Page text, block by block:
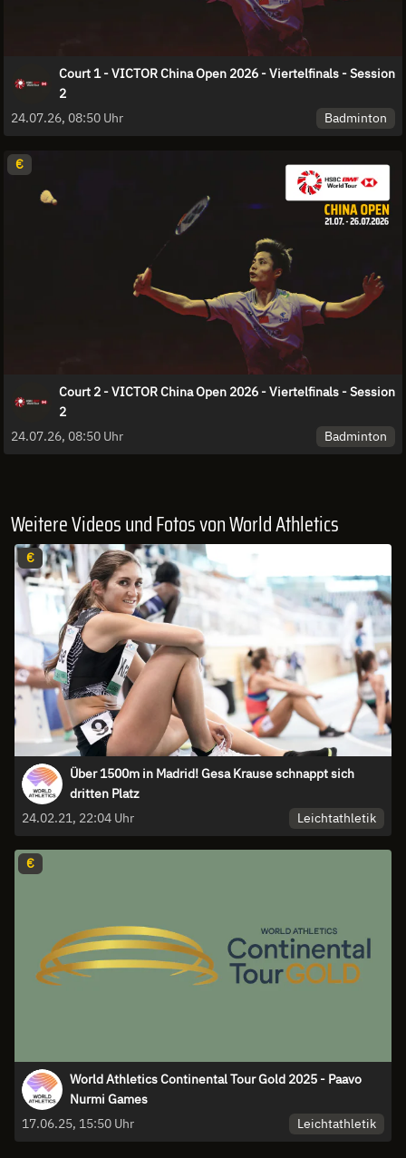
Court 1 - VICTOR China Open 2026 - Viertelfinals - Session
2
24.07.26, 08:50 Uhr
Badminton
€
Court 2 - VICTOR China Open 2026 - Viertelfinals - Session
2
24.07.26, 08:50 Uhr
Badminton
Weitere Videos und Fotos von World Athletics
€
Über 1500m in Madrid! Gesa Krause schnappt sich
dritten Platz
24.02.21, 22:04 Uhr
Leichtathletik
€
World Athletics Continental Tour Gold 2025 - Paavo
Nurmi Games
17.06.25, 15:50 Uhr
Leichtathletik